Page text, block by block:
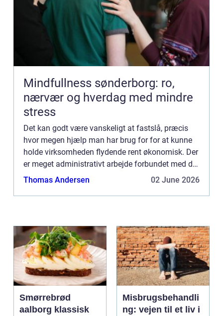
Mindfullness sønderborg: ro,
nærvær og hverdag med mindre
stress
Det kan godt være vanskeligt at fastslå, præcis
hvor megen hjælp man har brug for for at kunne
holde virksomheden flydende rent økonomisk. Der
er meget administrativt arbejde forbundet med det
skattemæssige, men a...
Thomas Andersen 02 June 2026
Smørrebrød
aalborg klassisk
Misbrugsbehandli
ng: vejen til et liv i